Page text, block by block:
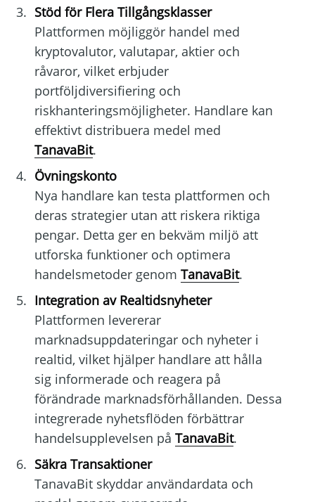
Stöd för Flera Tillgångsklasser
Plattformen möjliggör handel med
kryptovalutor, valutapar, aktier och
råvaror, vilket erbjuder
portföljdiversifiering och
riskhanteringsmöjligheter. Handlare kan
effektivt distribuera medel med
TanavaBit.
Övningskonto
Nya handlare kan testa plattformen och
deras strategier utan att riskera riktiga
pengar. Detta ger en bekväm miljö att
utforska funktioner och optimera
handelsmetoder genom TanavaBit.
Integration av Realtidsnyheter
Plattformen levererar
marknadsuppdateringar och nyheter i
realtid, vilket hjälper handlare att hålla
sig informerade och reagera på
förändrade marknadsförhållanden. Dessa
integrerade nyhetsflöden förbättrar
handelsupplevelsen på TanavaBit.
Säkra Transaktioner
TanavaBit skyddar användardata och